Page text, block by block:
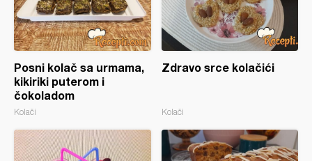
Posni kolač sa urmama,
kikiriki puterom i
čokoladom
Kolači
Zdravo srce kolačići
Kolači